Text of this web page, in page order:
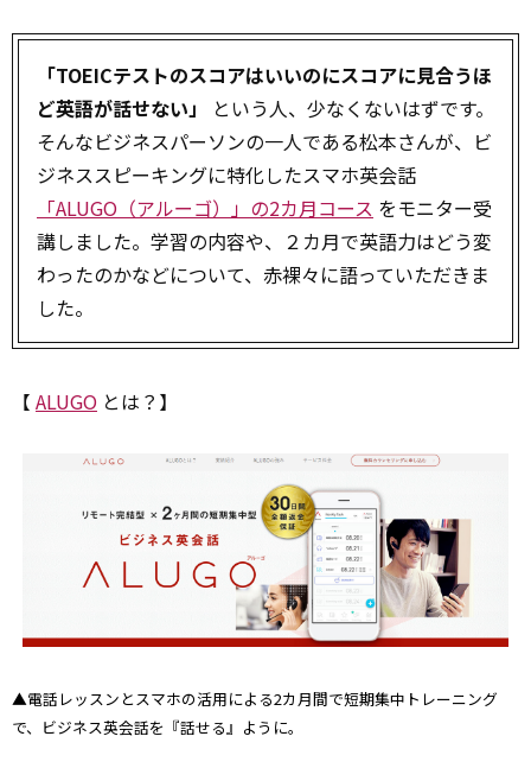
「TOEICテストのスコアはいいのにスコアに見合うほ
ど英語が話せない」
という人、少なくないはずです。
そんなビジネスパーソンの一人である松本さんが、ビ
ジネススピーキングに特化したスマホ英会話
「ALUGO（アルーゴ）」の2カ月コース をモニター受
講しました。学習の内容や、２カ月で英語力はどう変
わったのかなどについて、赤裸々に語っていただきま
した。
【 ALUGO とは？】
▲電話レッスンとスマホの活用による2カ月間で短期集中トレーニング
で、ビジネス英会話を『話せる』ように。